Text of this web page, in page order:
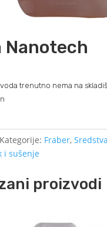
Nanotech
trenutno nema na
Kategorije: Fraber,
i sušenje
proizvodi